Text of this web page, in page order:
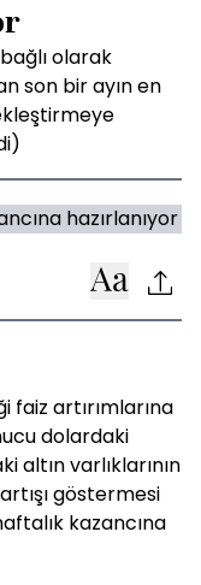
olarak
son bir ayın en
faiz artırımlarına
dolardaki
altın varlıklarının
göstermesi
kazancına